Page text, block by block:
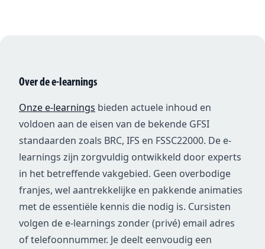
Over de e-learnings
Onze e-learnings bieden actuele inhoud en
voldoen aan de eisen van de bekende GFSI
standaarden zoals BRC, IFS en FSSC22000. De e-
learnings zijn zorgvuldig ontwikkeld door experts
in het betreffende vakgebied. Geen overbodige
franjes, wel aantrekkelijke en pakkende animaties
met de essentiële kennis die nodig is. Cursisten
volgen de e-learnings zonder (privé) email adres
of telefoonnummer. Je deelt eenvoudig een